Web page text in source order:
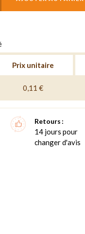
Prix unitaire
0,11 €
Retours
14 jours pour
changer d'avis